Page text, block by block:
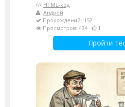
HTML-код
Андрей
Прохождений: 152
Просмотров: 434
1
Пройти